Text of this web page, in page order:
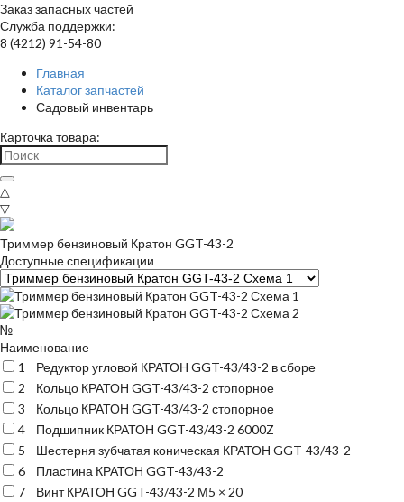
Заказ запасных частей
Служба поддержки:
8 (4212) 91-54-80
Главная
Каталог запчастей
Садовый инвентарь
Карточка товара:
△
▽
Триммер бензиновый Кратон GGT-43-2
Доступные спецификации
№
Наименование
1
Редуктор угловой КРАТОН GGT-43/43-2 в сборе
2
Кольцо КРАТОН GGT-43/43-2 стопорное
3
Кольцо КРАТОН GGT-43/43-2 стопорное
4
Подшипник КРАТОН GGT-43/43-2 6000Z
5
Шестерня зубчатая коническая КРАТОН GGT-43/43-2
6
Пластина КРАТОН GGT-43/43-2
7
Винт КРАТОН GGT-43/43-2 М5 × 20